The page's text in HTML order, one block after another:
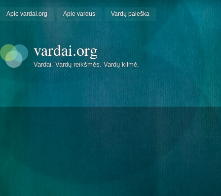
Apie vardai.org Apie vardus Vardų paieška
vardai.org
Vardai. Vardų reikšmės. Vardų kilmė.